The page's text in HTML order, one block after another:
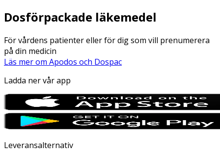
Dosförpackade läkemedel
För vårdens patienter eller för dig som vill prenumerera
på din medicin
Läs mer om Apodos och Dospac
Ladda ner vår app
Leveransalternativ